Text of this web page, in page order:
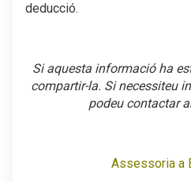
deducció.
Si aquesta informació ha
compartir-la. Si necessiteu
podeu contactar
Assessoria a